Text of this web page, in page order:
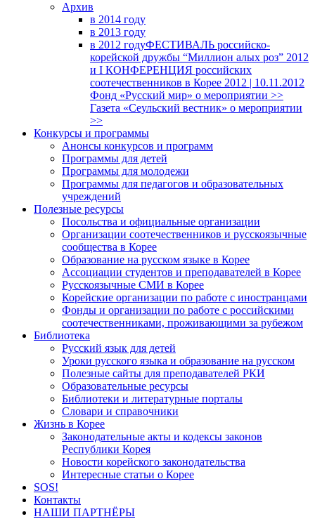
Архив
в 2014 году
в 2013 году
в 2012 годуФЕСТИВАЛЬ российско-
корейской дружбы “Миллион алых роз” 2012
и I КОНФЕРЕНЦИЯ российских
соотечественников в Корее 2012 | 10.11.2012
Фонд «Русский мир» о мероприятии >>
Газета «Сеульский вестник» о мероприятии
>>
Конкурсы и программы
Анонсы конкурсов и программ
Программы для детей
Программы для молодежи
Программы для педагогов и образовательных
учреждений
Полезные ресурсы
Посольства и официальные организации
Организации соотечественников и русскоязычные
сообщества в Корее
Образование на русском языке в Корее
Ассоциации студентов и преподавателей в Корее
Русскоязычные СМИ в Корее
Корейские организации по работе с иностранцами
Фонды и организации по работе с российскими
соотечественниками, проживающими за рубежом
Библиотека
Русский язык для детей
Уроки русского языка и образование на русском
Полезные сайты для преподавателей РКИ
Образовательные ресурсы
Библиотеки и литературные порталы
Словари и справочники
Жизнь в Корее
Законодательные акты и кодексы законов
Республики Корея
Новости корейского законодательства
Интересные статьи о Корее
SOS!
Контакты
НАШИ ПАРТНЁРЫ